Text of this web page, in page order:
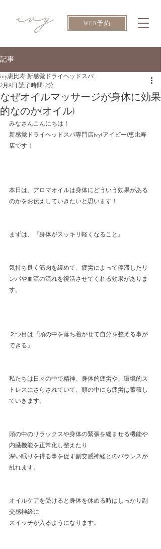
WEB予約
記事
なぜオイルマッサージが身体に効果
的なのか(オイル)
ivy恵比寿 新感覚ドライヘッドスパ
2月8日 読了時間: 2分
みなさんこんにちは！
新感覚ドライヘッドスパ専門店ivy(アイビー)恵比寿
店です！
本日は、アロマオイルは身体にどういう効果がある
のかをお伝えしていきたいと思います！
まずは、『身体がスッキリ軽くなること』
気持ち良く筋肉を緩めて、疲労によって停滞したリ
ンパや血流の流れを復活させてくれる効果がありま
す。
２つ目は『頭の中を落ち着かせて自分を整える事が
できる』
私たちは日々の中で精神、身体的疲労や、環境的ス
トレスにさらされていて、頭の中にも疲労は蓄積し
ていきます。
頭の中のリラックスや身体の緊張を緩ませる機能や
内臓機能を正常化し整えたり
深い眠りを得る事を促す副交感神経とのバランスが
乱れます。
オイルケアを受けると身体を休める時はしっかり副
交感神経に
スイッチが入るようになります。